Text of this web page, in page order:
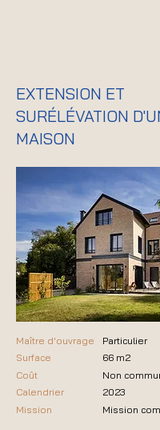
EXTENSION ET
SURÉLÉVATION
MAISON
Maître d'ouvrage
Surface
Coût
Calendrier
Mission
Particulier
66 m2
Non
2023
Mission